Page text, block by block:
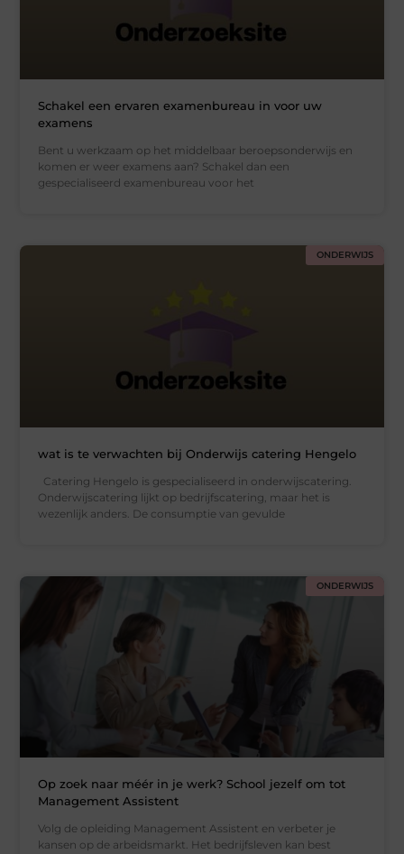
Schakel een ervaren examenbureau in voor uw
examens
Bent u werkzaam op het middelbaar beroepsonderwijs en
komen er weer examens aan? Schakel dan een
gespecialiseerd examenbureau voor het
ONDERWIJS
wat is te verwachten bij Onderwijs catering Hengelo
Catering Hengelo is gespecialiseerd in onderwijscatering.
Onderwijscatering lijkt op bedrijfscatering, maar het is
wezenlijk anders. De consumptie van gevulde
ONDERWIJS
Op zoek naar méér in je werk? School jezelf om tot
Management Assistent
Volg de opleiding Management Assistent en verbeter je
kansen op de arbeidsmarkt. Het bedrijfsleven kan best